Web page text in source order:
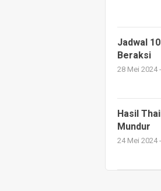
Jadwal
Beraksi
28 Mei 2024
Hasil
Mundur
24 Mei 2024